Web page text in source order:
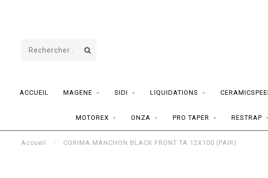
ACCUEIL MAGENE SIDI LIQUIDATIONS
MOTOREX ONZA PRO TAPER RESTRAP
Accueil / CORIMA MANCHON BLACK FRONT TA 12X100 (PAIR)